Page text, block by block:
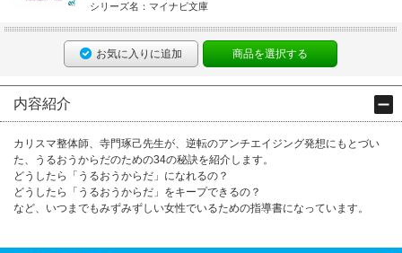
シリーズ名：マイナビ文庫
お気に入りに追加 商品を選択する
内容紹介
カリスマ整体師、寺門琢己先生が、逆転のアンチエイジング発想にもとづい
た、うるおうからだのための34の秘訣を紹介します。
どうしたら「うるおうからだ」になれるの？
どうしたら「うるおうからだ」をキープできるの？
など、いつまでもみずみずしい女性でいるための指導書になっています。